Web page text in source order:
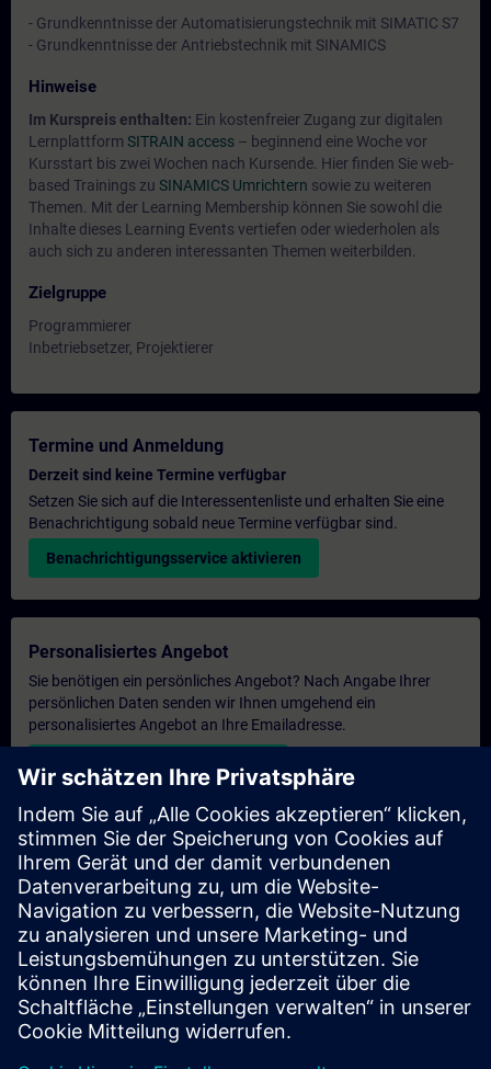
- Grundkenntnisse der Automatisierungstechnik mit SIMATIC S7
- Grundkenntnisse der Antriebstechnik mit SINAMICS
Hinweise
Im Kurspreis enthalten: Ein kostenfreier Zugang zur digitalen
Lernplattform SITRAIN access – beginnend eine Woche vor
Kursstart bis zwei Wochen nach Kursende. Hier finden Sie web-
based Trainings zu SINAMICS Umrichtern sowie zu weiteren
Themen. Mit der Learning Membership können Sie sowohl die
Inhalte dieses Learning Events vertiefen oder wiederholen als
auch sich zu anderen interessanten Themen weiterbilden.
Zielgruppe
Programmierer
Inbetriebsetzer, Projektierer
Termine und Anmeldung
Derzeit sind keine Termine verfügbar
Setzen Sie sich auf die Interessentenliste und erhalten Sie eine
Benachrichtigung sobald neue Termine verfügbar sind.
Benachrichtigungsservice aktivieren
Personalisiertes Angebot
Sie benötigen ein persönliches Angebot? Nach Angabe Ihrer
persönlichen Daten senden wir Ihnen umgehend ein
personalisiertes Angebot an Ihre Emailadresse.
Persönliches Angebot zusenden
Anfrage Exklusivtraining
Haben Sie Bedarf an einem höheren Schulungsangebot und
brauchen ein exklusives Training – entweder vor Ort bei Ihnen,
virtuell oder in einem SITRAIN Trainingscenter? Nachdem Sie
uns Ihre persönlichen Daten und Ihren Trainingsbedarf
übermittelt haben, bekommen Sie von uns ein Angebot für eine
exklusive Schulung.
Exklusives Angebot anfragen